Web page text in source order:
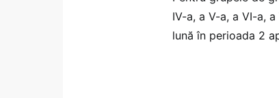
IV-a, a V-a, a VI-a,
lună în perioada 2